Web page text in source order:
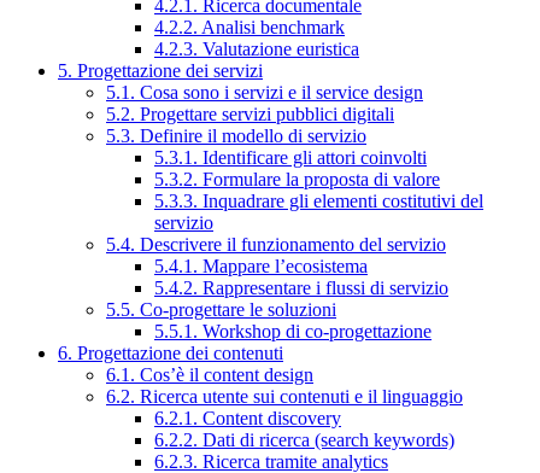
4.2.1. Ricerca documentale
4.2.2. Analisi benchmark
4.2.3. Valutazione euristica
5. Progettazione dei servizi
5.1. Cosa sono i servizi e il service design
5.2. Progettare servizi pubblici digitali
5.3. Definire il modello di servizio
5.3.1. Identificare gli attori coinvolti
5.3.2. Formulare la proposta di valore
5.3.3. Inquadrare gli elementi costitutivi del
servizio
5.4. Descrivere il funzionamento del servizio
5.4.1. Mappare l’ecosistema
5.4.2. Rappresentare i flussi di servizio
5.5. Co-progettare le soluzioni
5.5.1. Workshop di co-progettazione
6. Progettazione dei contenuti
6.1. Cos’è il content design
6.2. Ricerca utente sui contenuti e il linguaggio
6.2.1. Content discovery
6.2.2. Dati di ricerca (search keywords)
6.2.3. Ricerca tramite analytics